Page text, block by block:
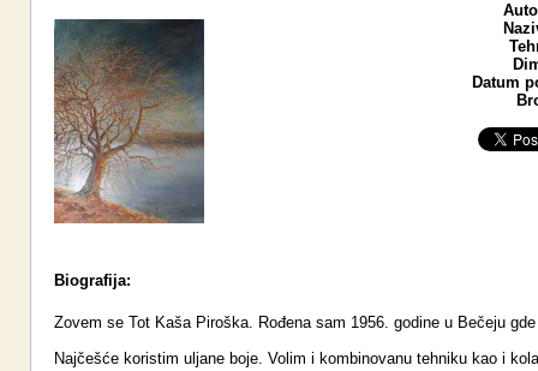
Datum
Biografija:
Zovem se Tot Kaša Piroška. Rođena sam 1956. godine u Bečeju
Najčešće koristim uljane boje. Volim i kombinovanu tehniku kao i